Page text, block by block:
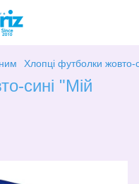
Хлопці футболки жовто-
сині "Мій